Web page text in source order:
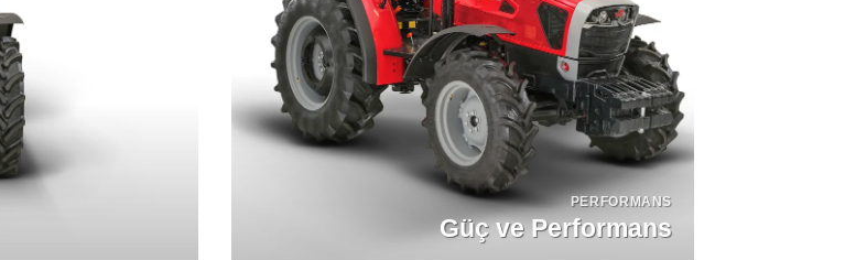
PERFORMANS
Güç ve Performans